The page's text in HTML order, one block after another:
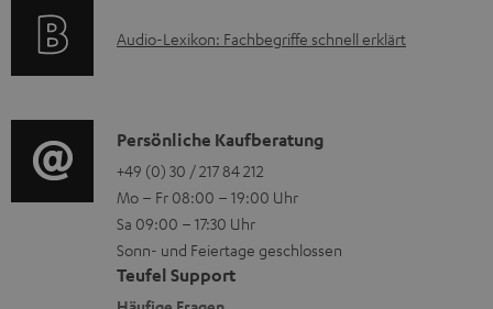
l
e
n
n
m
V
e
r
s
i
e
n
z
u
r
t
g
e
r
ä
t
A
i
o
-
L
e
Audio-Lexikon: Fachbegriffe schnell erklärt
K
o
n
t
a
Persönliche Kaufberatung
+49 (0) 30 / 217 84 212
Mo – Fr 08:00 – 19:00 Uhr
Sa 09:00 – 17:30 Uhr
Sonn- und Feiertage geschlossen
Teufel Support